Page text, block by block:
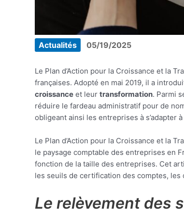
Actualités 05/19/2025
Le Plan d’Action pour la Croissance et la
françaises. Adopté en mai 2019, il a
croissance et leur transformation. Parmi
réduire le fardeau administratif pour de
obligeant ainsi les entreprises à s’adapter
Le Plan d’Action pour la Croissance et la
le paysage comptable des entreprises en
fonction de la taille des entreprises. Cet
les seuils de certification des comptes,
Le relèvement des